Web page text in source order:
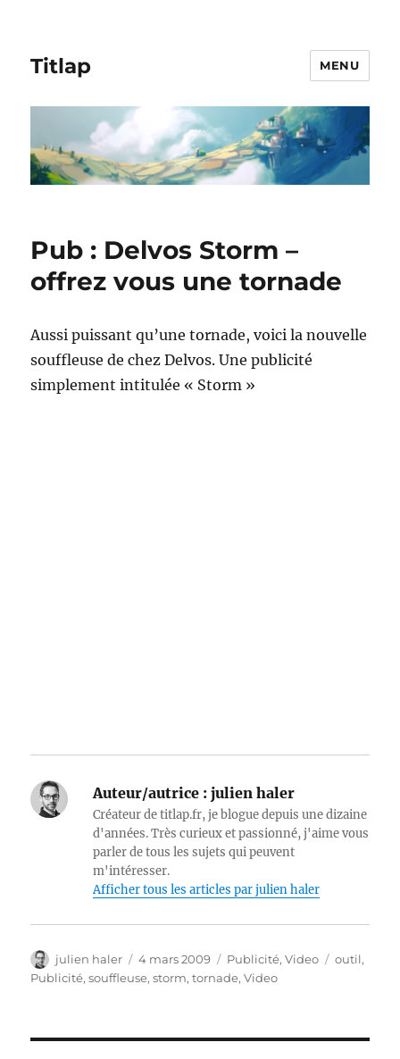
Titlap MENU
Pub : Delvos Storm –
offrez vous une tornade
Aussi puissant qu’une tornade, voici la nouvelle
souffleuse de chez Delvos. Une publicité
simplement intitulée « Storm »
Auteur/autrice : julien haler
Créateur de titlap.fr, je blogue depuis une dizaine
d'années. Très curieux et passionné, j'aime vous
parler de tous les sujets qui peuvent
m'intéresser.
Afficher tous les articles par julien haler
Auteur
julien haler
Publié
le
4 mars 2009 Catégories
Publicité,Video Étiquettes
outil,
Publicité,souffleuse,storm,tornade,Video